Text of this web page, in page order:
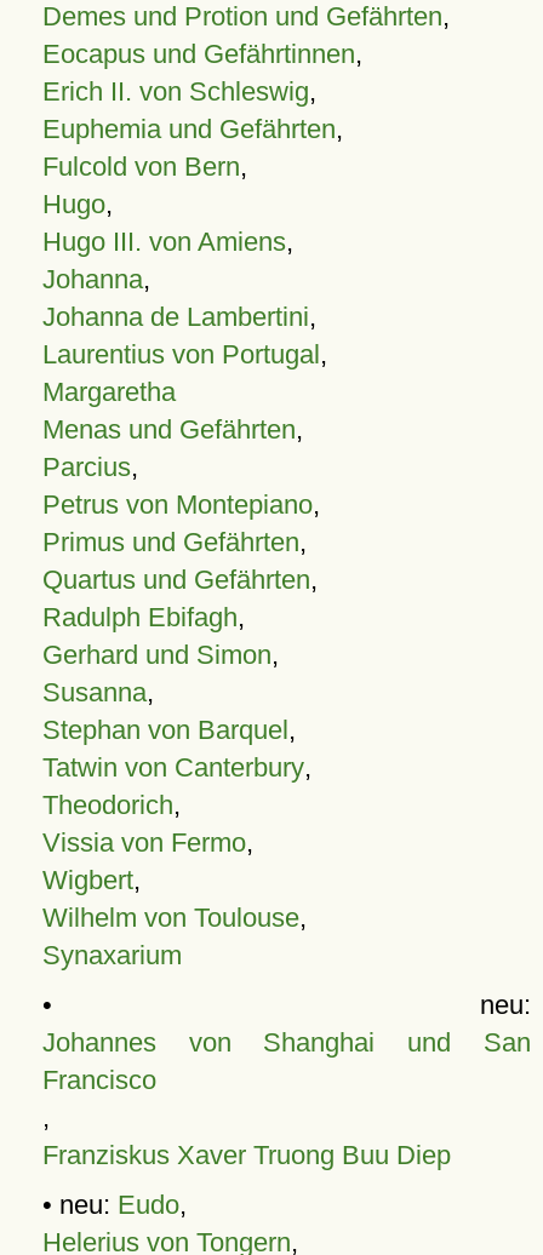
Demes und Protion und Gefährten,
Eocapus und Gefährtinnen,
Erich II. von Schleswig,
Euphemia und Gefährten,
Fulcold von Bern,
Hugo,
Hugo III. von Amiens,
Johanna,
Johanna de Lambertini,
Laurentius von Portugal,
Margaretha
Menas und Gefährten,
Parcius,
Petrus von Montepiano,
Primus und Gefährten,
Quartus und Gefährten,
Radulph Ebifagh,
Gerhard und Simon,
Susanna,
Stephan von Barquel,
Tatwin von Canterbury,
Theodorich,
Vissia von Fermo,
Wigbert,
Wilhelm von Toulouse,
Synaxarium
• neu:
Johannes von Shanghai und San
Francisco
,
Franziskus Xaver Truong Buu Diep
• neu: Eudo,
Helerius von Tongern,